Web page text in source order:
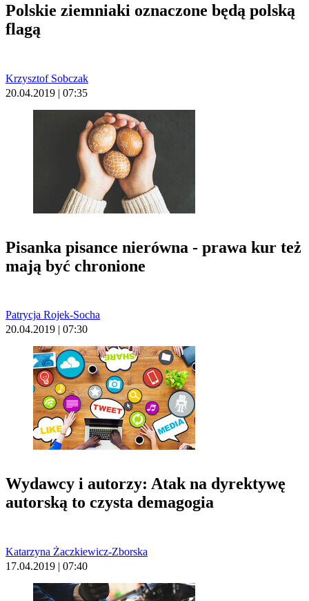
Polskie ziemniaki oznaczone będą polską
flagą
Krzysztof Sobczak
20.04.2019 | 07:35
Pisanka pisance nierówna - prawa kur też
mają być chronione
Patrycja Rojek-Socha
20.04.2019 | 07:30
Wydawcy i autorzy: Atak na dyrektywę
autorską to czysta demagogia
Katarzyna Żaczkiewicz-Zborska
17.04.2019 | 07:40